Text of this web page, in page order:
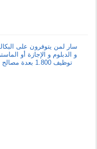
سار لمن يتوفرون على
توظيف 1.800 بعدة